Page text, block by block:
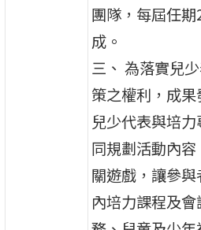
團隊，每屆任
成。
三、 為落實兒
策之權利，成
兒少代表與培
同規劃活動內
關遊戲，讓參
內培力課程及